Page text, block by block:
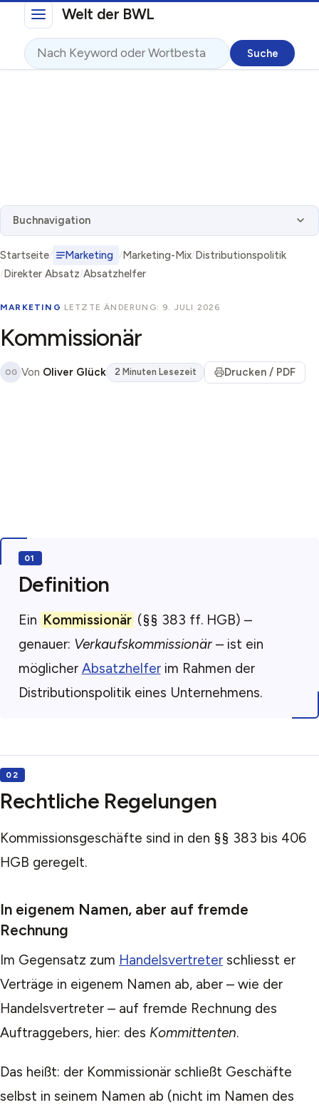
Direkt zum InhaltWelt der BWL
Suche
Buchnavigation
Startseite Marketing Marketing-Mix Distributionspolitik
Direkter Absatz Absatzhelfer
MARKETING · LETZTE ÄNDERUNG: 9. JULI 2026
Kommissionär
OG Von Oliver Glück 2 Minuten Lesezeit Drucken / PDF
Definition
Ein Kommissionär (§§ 383 ff. HGB) –
genauer: Verkaufskommissionär– ist ein
möglicher Absatzhelferim Rahmen der
Distributionspolitik eines Unternehmens.
Rechtliche Regelungen
Kommissionsgeschäfte sind in den §§ 383 bis 406
HGB geregelt.
In eigenem Namen, aber auf fremde
Rechnung
Im Gegensatz zum Handelsvertreter schliesst er
Verträge in eigenem Namen ab, aber – wie der
Handelsvertreter – auf fremde Rechnung des
Auftraggebers, hier: des Kommittenten.
Das heißt: der Kommissionär schließt Geschäfte
selbst in seinem Namen ab (nicht im Namen des